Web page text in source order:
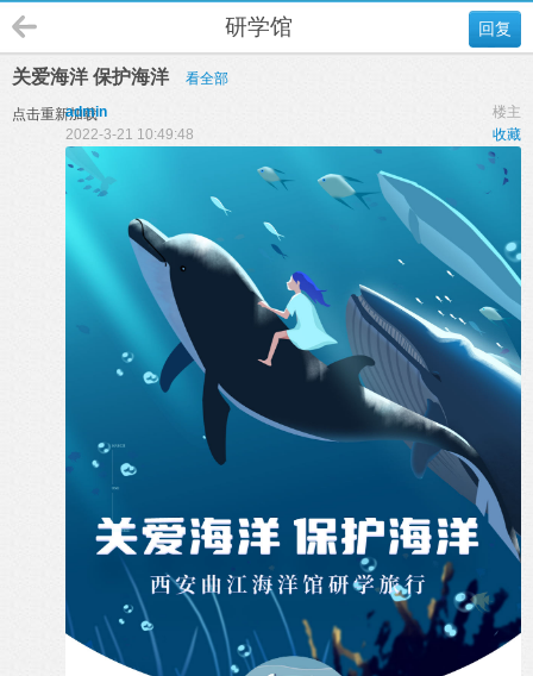
回复
研学馆
关爱海洋 保护海洋 看全部
点击重新加载 楼主
admin
收藏
2022-3-21 10:49:48